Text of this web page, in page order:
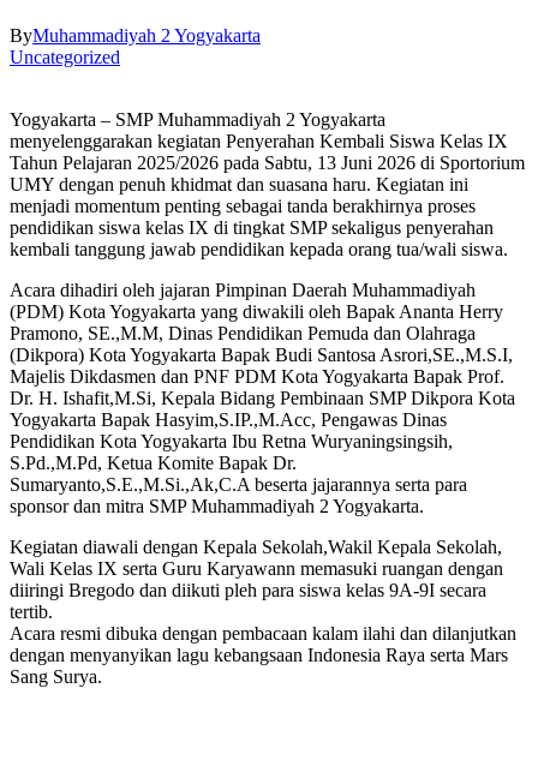
ByMuhammadiyah 2 Yogyakarta
Uncategorized
Yogyakarta – SMP Muhammadiyah 2 Yogyakarta
menyelenggarakan kegiatan Penyerahan Kembali Siswa Kelas IX
Tahun Pelajaran 2025/2026 pada Sabtu, 13 Juni 2026 di Sportorium
UMY dengan penuh khidmat dan suasana haru. Kegiatan ini
menjadi momentum penting sebagai tanda berakhirnya proses
pendidikan siswa kelas IX di tingkat SMP sekaligus penyerahan
kembali tanggung jawab pendidikan kepada orang tua/wali siswa.
Acara dihadiri oleh jajaran Pimpinan Daerah Muhammadiyah
(PDM) Kota Yogyakarta yang diwakili oleh Bapak Ananta Herry
Pramono, SE.,M.M, Dinas Pendidikan Pemuda dan Olahraga
(Dikpora) Kota Yogyakarta Bapak Budi Santosa Asrori,SE.,M.S.I,
Majelis Dikdasmen dan PNF PDM Kota Yogyakarta Bapak Prof.
Dr. H. Ishafit,M.Si, Kepala Bidang Pembinaan SMP Dikpora Kota
Yogyakarta Bapak Hasyim,S.IP.,M.Acc, Pengawas Dinas
Pendidikan Kota Yogyakarta Ibu Retna Wuryaningsingsih,
S.Pd.,M.Pd, Ketua Komite Bapak Dr.
Sumaryanto,S.E.,M.Si.,Ak,C.A beserta jajarannya serta para
sponsor dan mitra SMP Muhammadiyah 2 Yogyakarta.
Kegiatan diawali dengan Kepala Sekolah,Wakil Kepala Sekolah,
Wali Kelas IX serta Guru Karyawann memasuki ruangan dengan
diiringi Bregodo dan diikuti pleh para siswa kelas 9A-9I secara
tertib.
Acara resmi dibuka dengan pembacaan kalam ilahi dan dilanjutkan
dengan menyanyikan lagu kebangsaan Indonesia Raya serta Mars
Sang Surya.